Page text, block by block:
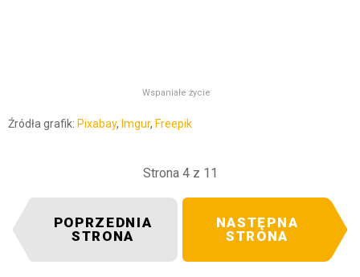
Wspaniałe życie
Źródła grafik: Pixabay, Imgur, Freepik
Strona 4 z 11
POPRZEDNIA
STRONA
NASTĘPNA
STRONA